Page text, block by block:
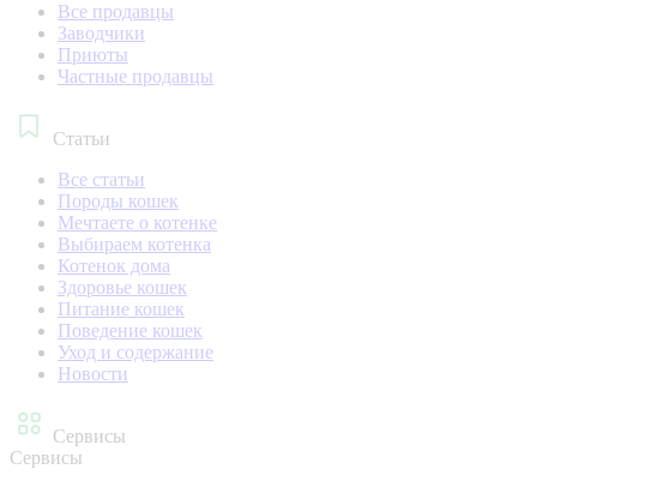
Все продавцы
Заводчики
Приюты
Частные продавцы
Статьи
Все статьи
Породы кошек
Мечтаете о котенке
Выбираем котенка
Котенок дома
Здоровье кошек
Питание кошек
Поведение кошек
Уход и содержание
Новости
Сервисы
Сервисы